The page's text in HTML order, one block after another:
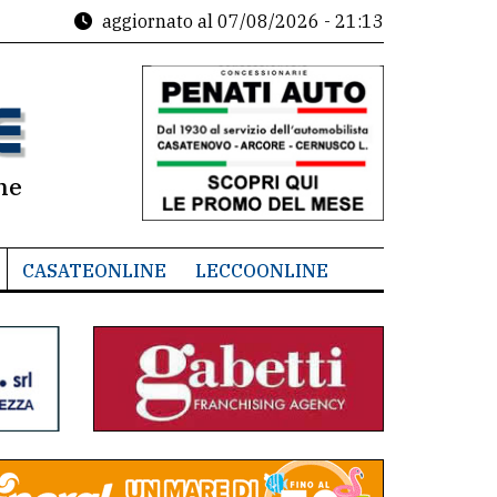
aggiornato al 07/08/2026 - 21:13
CASATEONLINE LECCOONLINE